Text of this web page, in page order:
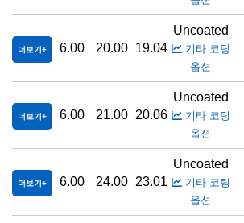
더보기 6.00 20.00 19.04
Uncoated
기타 코팅
옵션
더보기 6.00 21.00 20.06
Uncoated
기타 코팅
옵션
더보기 6.00 24.00 23.01
Uncoated
기타 코팅
옵션